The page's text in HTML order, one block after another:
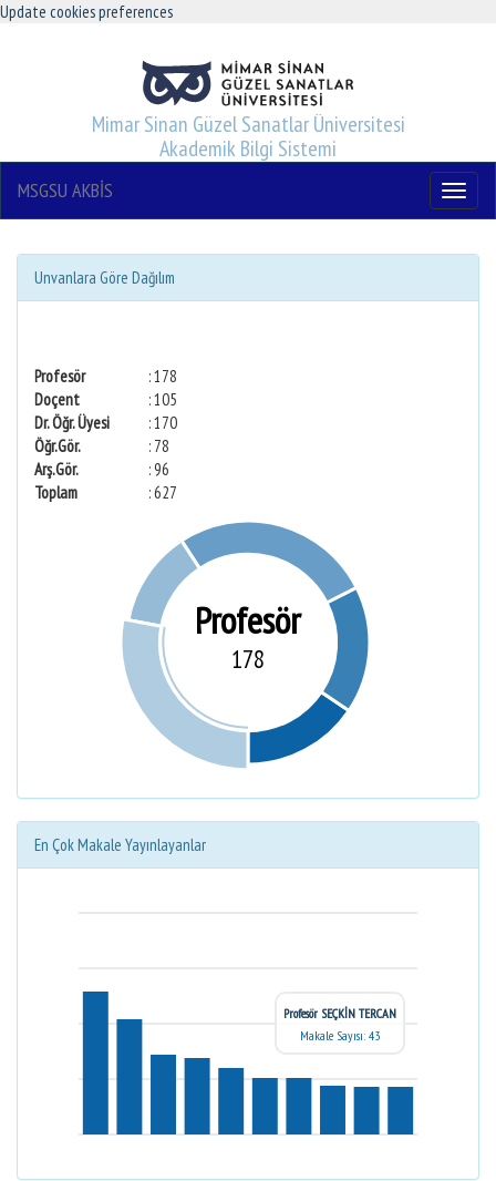
Update cookies preferences
Mimar Sinan Güzel Sanatlar Üniversitesi
Akademik Bilgi Sistemi
Menu
MSGSU AKBİS
Unvanlara Göre Dağılım
Profesör
: 178
Doçent
: 105
Dr. Öğr. Üyesi
: 170
Öğr.Gör.
: 78
Arş.Gör.
: 96
Toplam
: 627
Profesör
178
En Çok Makale Yayınlayanlar
Profesör SEÇKİN TERCAN
Makale Sayısı: 43